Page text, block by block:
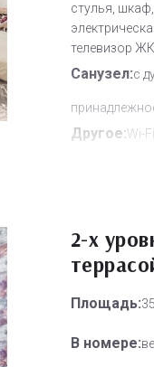
стулья,
телевизор
Санузел:с
Другое:Wi-
2-х
Площадь:
В номере: